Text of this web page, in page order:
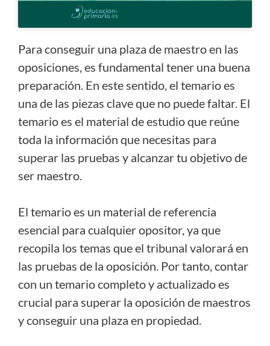
Para conseguir una plaza de maestro en las
oposiciones, es fundamental tener una buena
preparación. En este sentido, el temario es
una de las piezas clave que no puede faltar. El
temario es el material de estudio que reúne
toda la información que necesitas para
superar las pruebas y alcanzar tu objetivo de
ser maestro.
El temario es un material de referencia
esencial para cualquier opositor, ya que
recopila los temas que el tribunal valorará en
las pruebas de la oposición. Por tanto, contar
con un temario completo y actualizado es
crucial para superar la oposición de maestros
y conseguir una plaza en propiedad.